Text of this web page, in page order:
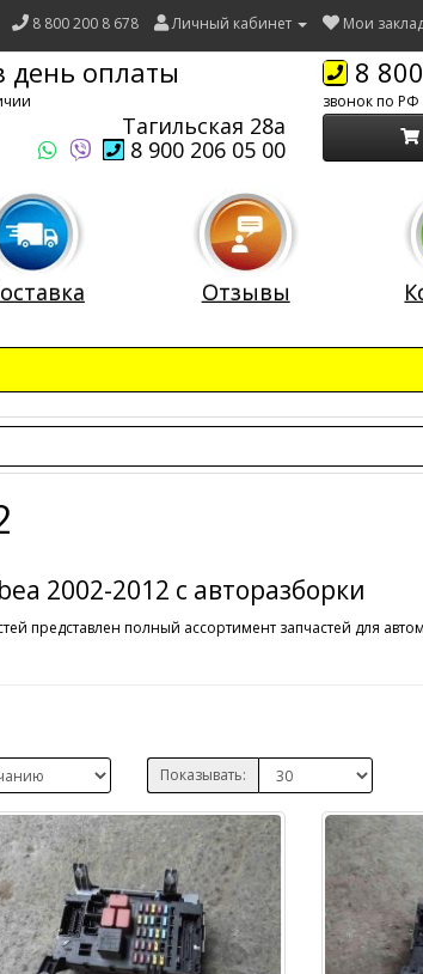
8 800 200 8 678 Личный кабинет Мои
день оплаты
Тагильская 28а
8 900 206 05 00
8
звонок по
Отзывы
2002-2012 с авторазборки
представлен полный ассортимент запчастей для
Показывать: